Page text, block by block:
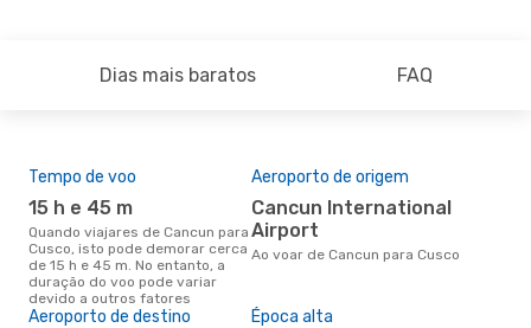
Dias mais baratos FAQ
Tempo de voo
15 h e 45 m
Quando viajares de Cancun para
Cusco, isto pode demorar cerca
de 15 h e 45 m. No entanto, a
duração do voo pode variar
devido a outros fatores
Aeroporto de origem
Cancun International
Airport
Ao voar de Cancun para Cusco
Aeroporto de destino Época alta